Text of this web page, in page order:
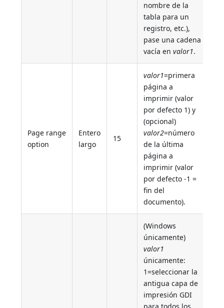
nombre de la
tabla para un
registro, etc.),
pase una cadena
vacía envalor1.
Page range
option
Entero
largo
15
valor1=primera
página a
imprimir (valor
por defecto 1) y
(opcional)
valor2=número
de la última
página a
imprimir (valor
por defecto -1 =
fin del
documento).
(Windows
únicamente)
valor1
únicamente:
1=seleccionar la
antigua capa de
impresión GDI